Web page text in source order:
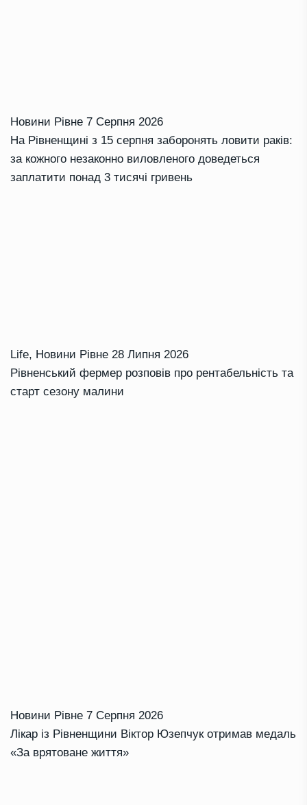
Новини Рівне 7 Серпня 2026
На Рівненщині з 15 серпня заборонять ловити раків:
за кожного незаконно виловленого доведеться
заплатити понад 3 тисячі гривень
Life, Новини Рівне 28 Липня 2026
Рівненський фермер розповів про рентабельність та
старт сезону малини
Новини Рівне 7 Серпня 2026
Лікар із Рівненщини Віктор Юзепчук отримав медаль
«За врятоване життя»